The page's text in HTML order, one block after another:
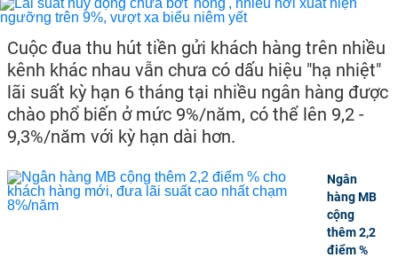
Cuộc đua thu hút tiền gửi khách hàng trên nhiều
kênh khác nhau vẫn chưa có dấu hiệu "hạ nhiệt"
lãi suất kỳ hạn 6 tháng tại nhiều ngân hàng được
chào phổ biến ở mức 9%/năm, có thể lên 9,2 -
9,3%/năm với kỳ hạn dài hơn.
Ngân
hàng MB
cộng
thêm 2,2
điểm %